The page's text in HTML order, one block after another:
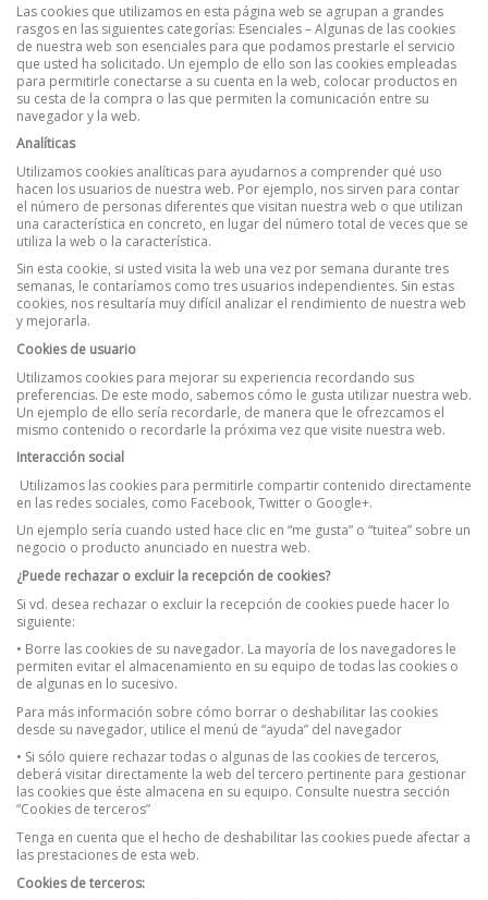
Las cookies que utilizamos en esta página web se agrupan a grandes
rasgos en las siguientes categorías: Esenciales – Algunas de las cookies
de nuestra web son esenciales para que podamos prestarle el servicio
que usted ha solicitado. Un ejemplo de ello son las cookies empleadas
para permitirle conectarse a su cuenta en la web, colocar productos en
su cesta de la compra o las que permiten la comunicación entre su
navegador y la web.
Analíticas
Utilizamos cookies analíticas para ayudarnos a comprender qué uso
hacen los usuarios de nuestra web. Por ejemplo, nos sirven para contar
el número de personas diferentes que visitan nuestra web o que utilizan
una característica en concreto, en lugar del número total de veces que se
utiliza la web o la característica.
Sin esta cookie, si usted visita la web una vez por semana durante tres
semanas, le contaríamos como tres usuarios independientes. Sin estas
cookies, nos resultaría muy difícil analizar el rendimiento de nuestra web
y mejorarla.
Cookies de usuario
Utilizamos cookies para mejorar su experiencia recordando sus
preferencias. De este modo, sabemos cómo le gusta utilizar nuestra web.
Un ejemplo de ello sería recordarle, de manera que le ofrezcamos el
mismo contenido o recordarle la próxima vez que visite nuestra web.
Interacción social
Utilizamos las cookies para permitirle compartir contenido directamente
en las redes sociales, como Facebook, Twitter o Google+.
Un ejemplo sería cuando usted hace clic en “me gusta” o “tuitea” sobre un
negocio o producto anunciado en nuestra web.
¿Puede rechazar o excluir la recepción de cookies?
Si vd. desea rechazar o excluir la recepción de cookies puede hacer lo
siguiente:
• Borre las cookies de su navegador. La mayoría de los navegadores le
permiten evitar el almacenamiento en su equipo de todas las cookies o
de algunas en lo sucesivo.
Para más información sobre cómo borrar o deshabilitar las cookies
desde su navegador, utilice el menú de “ayuda” del navegador
• Si sólo quiere rechazar todas o algunas de las cookies de terceros,
deberá visitar directamente la web del tercero pertinente para gestionar
las cookies que éste almacena en su equipo. Consulte nuestra sección
“Cookies de terceros”
Tenga en cuenta que el hecho de deshabilitar las cookies puede afectar a
las prestaciones de esta web.
Cookies de terceros: